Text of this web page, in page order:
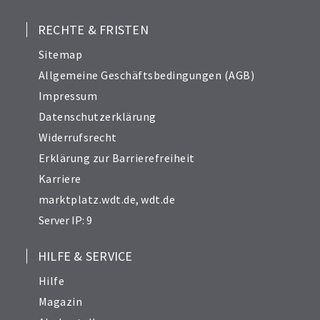
RECHTE & FRISTEN
Sitemap
Allgemeine Geschäftsbedingungen (AGB)
Impressum
Datenschutzerklärung
Widerrufsrecht
Erklärung zur Barrierefreiheit
Karriere
marktplatz.wdt.de,wdt.de
Server IP: 9
HILFE & SERVICE
Hilfe
Magazin